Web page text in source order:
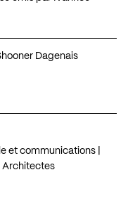
Dagenais
et communications |
Architectes